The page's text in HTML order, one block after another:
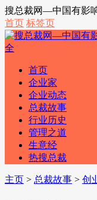
搜总裁网—中国有影
首页 标签页
首页
企业家
企业动态
总裁故事
行业历史
管理之道
生意经
热搜总裁
主页 > 总裁故事 > 创